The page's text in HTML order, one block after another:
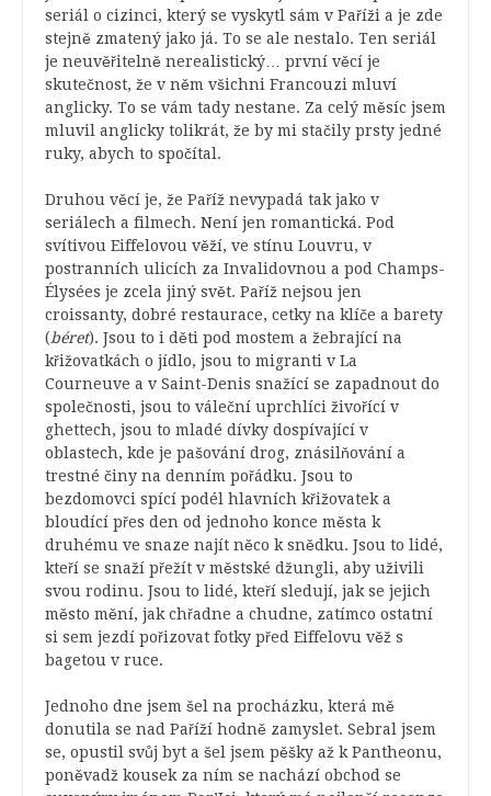
seriál o cizinci, který se vyskytl sám v Paříži a je zde
stejně zmatený jako já. To se ale nestalo. Ten seriál
je neuvěřitelně nerealistický… první věcí je
skutečnost, že v něm všichni Francouzi mluví
anglicky. To se vám tady nestane. Za celý měsíc jsem
mluvil anglicky tolikrát, že by mi stačily prsty jedné
ruky, abych to spočítal.
Druhou věcí je, že Paříž nevypadá tak jako v
seriálech a filmech. Není jen romantická. Pod
svítivou Eiffelovou věží, ve stínu Louvru, v
postranních ulicích za Invalidovnou a pod Champs-
Élysées je zcela jiný svět. Paříž nejsou jen
croissanty, dobré restaurace, cetky na klíče a barety
(béret). Jsou to i děti pod mostem a žebrající na
křižovatkách o jídlo, jsou to migranti v La
Courneuve a v Saint-Denis snažící se zapadnout do
společnosti, jsou to váleční uprchlíci živořící v
ghettech, jsou to mladé dívky dospívající v
oblastech, kde je pašování drog, znásilňování a
trestné činy na denním pořádku. Jsou to
bezdomovci spící podél hlavních křižovatek a
bloudící přes den od jednoho konce města k
druhému ve snaze najít něco k snědku. Jsou to lidé,
kteří se snaží přežít v městské džungli, aby uživili
svou rodinu. Jsou to lidé, kteří sledují, jak se jejich
město mění, jak chřadne a chudne, zatímco ostatní
si sem jezdí pořizovat fotky před Eiffelovu věž s
bagetou v ruce.
Jednoho dne jsem šel na procházku, která mě
donutila se nad Paříží hodně zamyslet. Sebral jsem
se, opustil svůj byt a šel jsem pěšky až k Pantheonu,
poněvadž kousek za ním se nachází obchod se